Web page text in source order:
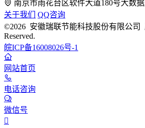
南京市雨花台区软件大道180号大数
关于我们
QQ咨询
©2026 安徽瑞联节能科技股份有限公司
Reserved.
皖ICP备16008026号-1
网站首页
电话咨询
微信号
